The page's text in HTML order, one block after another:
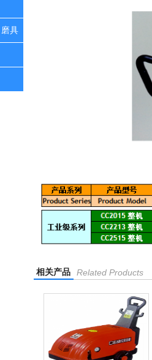
具
相关产品 Related Products